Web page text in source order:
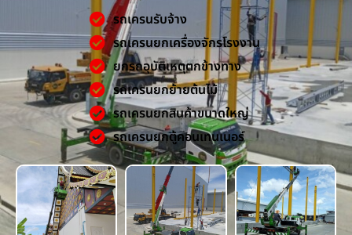
รถเครนรับจ้าง
รถเครนยกเครื่องจักรโรงงาน
ยกรถอุบัติเหตุตกข้างทาง
รถเครนยกย้ายต้นไม้
รถเครนยกสินค้าขนาดใหญ่
รถเครนยกตู้คอนเทนเนอร์